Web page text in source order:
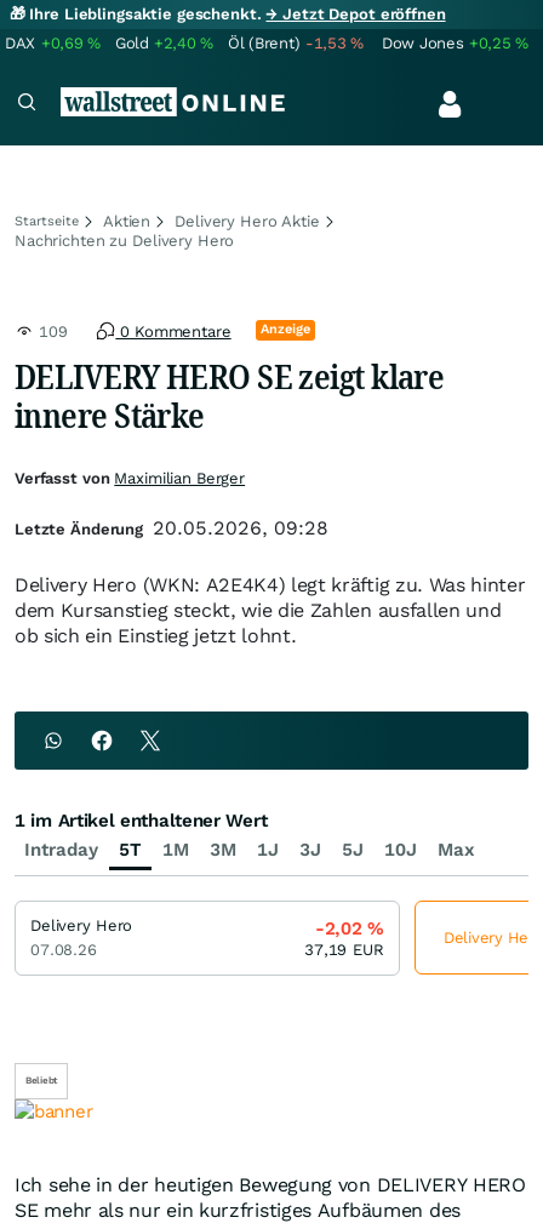
🎁 Ihre Lieblingsaktie geschenkt.→ Jetzt Depot eröffnen
DAX +0,69% Gold +2,40% Öl (Brent) -1,53% Dow Jones +0,25%
Startseite Aktien
Delivery Hero Aktie
Nachrichten zu Delivery Hero
109 0 Kommentare Anzeige
DELIVERY HERO SE zeigt klare
innere Stärke
Delivery Hero (WKN: A2E4K4) legt kräftig zu. Was hinter
dem Kursanstieg steckt, wie die Zahlen ausfallen und
ob sich ein Einstieg jetzt lohnt.
Beliebt
Ich sehe in der heutigen Bewegung von DELIVERY HERO
SE mehr als nur ein kurzfristiges Aufbäumen des
Verfasst von Maximilian Berger
Letzte Änderung 20.05.2026, 09:28
Intraday 5T 1M 3M 1J 3J 5J 10J Max
1 im Artikel enthaltener Wert
Delivery Hero
07.08.26
-2,02%
37,19 EUR
Delivery